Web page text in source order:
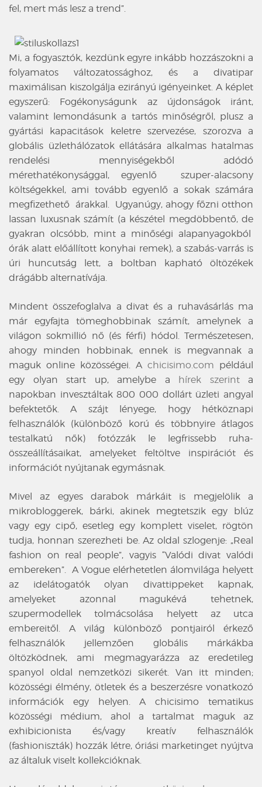
fel, mert más lesz a trend”.
Mi, a fogyasztók, kezdünk egyre inkább hozzászokni a
folyamatos változatossághoz, és a divatipar
maximálisan kiszolgálja ezirányú igényeinket. A képlet
egyszerű: Fogékonyságunk az újdonságok iránt,
valamint lemondásunk a tartós minőségről, plusz a
gyártási kapacitások keletre szervezése, szorozva a
globális üzlethálózatok ellátására alkalmas hatalmas
rendelési mennyiségekből adódó
mérethatékonysággal, egyenlő szuper-alacsony
költségekkel, ami tovább egyenlő a sokak számára
megfizethető árakkal. Ugyanúgy, ahogy főzni otthon
lassan luxusnak számít (a készétel megdöbbentő, de
gyakran olcsóbb, mint a minőségi alapanyagokból
órák alatt előállított konyhai remek), a szabás-varrás is
úri huncutság lett, a boltban kapható öltözékek
drágább alternatívája.
Mindent összefoglalva a divat és a ruhavásárlás ma
már egyfajta tömeghobbinak számít, amelynek a
világon sokmillió nő (és férfi) hódol. Természetesen,
ahogy minden hobbinak, ennek is megvannak a
maguk online közösségei. A chicisimo.com például
egy olyan start up, amelybe a hírek szerinta
napokban invesztáltak 800 000 dollárt üzleti angyal
befektetők. A szájt lényege, hogy hétköznapi
felhasználók (különböző korú és többnyire átlagos
testalkatú nők) fotózzák le legfrissebb ruha-
összeállításaikat, amelyeket feltöltve inspirációt és
információt nyújtanak egymásnak.
Mivel az egyes darabok márkáit is megjelölik a
mikrobloggerek, bárki, akinek megtetszik egy blúz
vagy egy cipő, esetleg egy komplett viselet, rögtön
tudja, honnan szerezheti be. Az oldal szlogenje: „Real
fashion on real people”, vagyis “Valódi divat valódi
embereken”. A Vogue elérhetetlen álomvilága helyett
az idelátogatók olyan divattippeket kapnak,
amelyeket azonnal magukévá tehetnek,
szupermodellek tolmácsolása helyett az utca
embereitől. A világ különböző pontjairól érkező
felhasználók jellemzően globális márkákba
öltözködnek, ami megmagyarázza az eredetileg
spanyol oldal nemzetközi sikerét. Van itt minden;
közösségi élmény, ötletek és a beszerzésre vonatkozó
információk egy helyen. A chicisimo tematikus
közösségi médium, ahol a tartalmat maguk az
exhibicionista és/vagy kreatív felhasználók
(fashioniszták) hozzák létre, óriási marketinget nyújtva
az általuk viselt kollekcióknak.